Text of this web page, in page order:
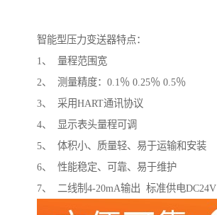
智能型压力变送器特点：
1、 量程范围宽
2、 测量精度：0.1％ 0.25％ 0.5％
3、 采用HART通讯协议
4、 显示表头量程可调
5、 体积小、质量轻、易于运输和安装
6、 性能稳定、可靠、易于维护
7、 二线制4-20mA输出 标准供电DC24V